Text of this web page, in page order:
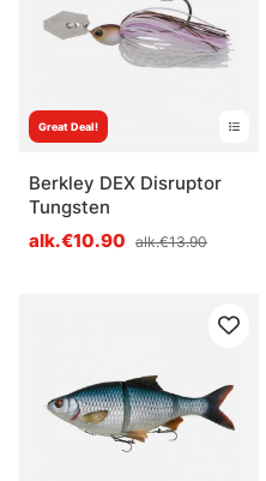
Great Deal!
Berkley DEX Disruptor
Tungsten
alk.€10.90 alk.€13.90